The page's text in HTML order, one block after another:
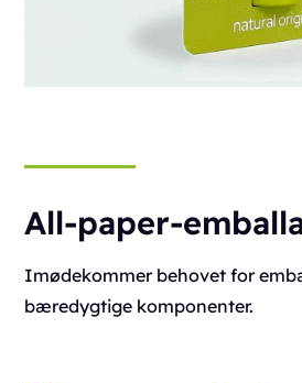
All-paper-
Imødekommer behovet for
bæredygtige komponenter.